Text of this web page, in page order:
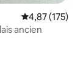
Évaluation
4,87 (175)
ancien